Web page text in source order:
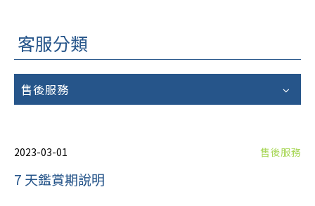
客服分類
售後服務
2023-03-01 售後服務
7 天鑑賞期說明